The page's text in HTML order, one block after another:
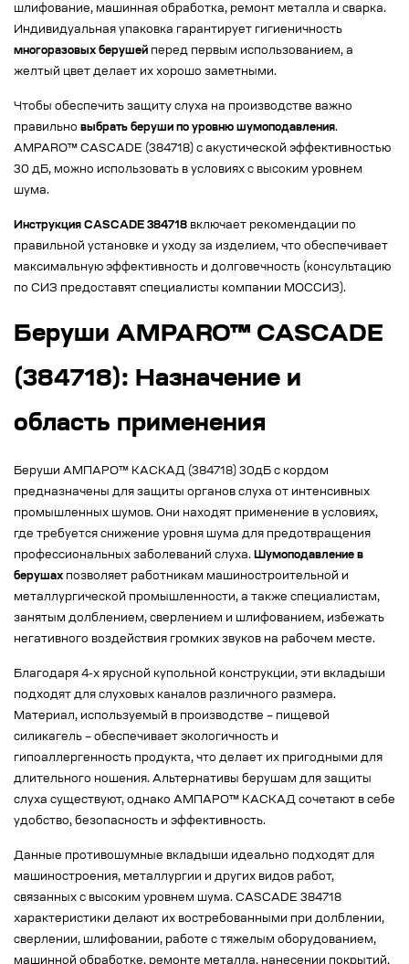
шлифование, машинная обработка, ремонт металла и сварка.
Индивидуальная упаковка гарантирует гигиеничность
многоразовых берушей перед первым использованием, а
желтый цвет делает их хорошо заметными.
Чтобы обеспечить защиту слуха на производстве важно
правильно выбрать беруши по уровню шумоподавления.
AMPARO™ CASCADE (384718) с акустической эффективностью
30 дБ, можно использовать в условиях с высоким уровнем
шума.
Инструкция CASCADE 384718 включает рекомендации по
правильной установке и уходу за изделием, что обеспечивает
максимальную эффективность и долговечность (консультацию
по СИЗ предоставят специалисты компании МОССИЗ).
Беруши AMPARO™ CASCADE
(384718): Назначение и
область применения
Беруши АМПАРО™ КАСКАД (384718) 30дБ с кордом
предназначены для защиты органов слуха от интенсивных
промышленных шумов. Они находят применение в условиях,
где требуется снижение уровня шума для предотвращения
профессиональных заболеваний слуха. Шумоподавление в
берушах позволяет работникам машиностроительной и
металлургической промышленности, а также специалистам,
занятым долблением, сверлением и шлифованием, избежать
негативного воздействия громких звуков на рабочем месте.
Благодаря 4-х ярусной купольной конструкции, эти вкладыши
подходят для слуховых каналов различного размера.
Материал, используемый в производстве – пищевой
силикагель – обеспечивает экологичность и
гипоаллергенность продукта, что делает их пригодными для
длительного ношения. Альтернативы берушам для защиты
слуха существуют, однако АМПАРО™ КАСКАД сочетают в себе
удобство, безопасность и эффективность.
Данные противошумные вкладыши идеально подходят для
машиностроения, металлургии и других видов работ,
связанных с высоким уровнем шума. CASCADE 384718
характеристики делают их востребованными при долблении,
сверлении, шлифовании, работе с тяжелым оборудованием,
машинной обработке, ремонте металла, нанесении покрытий,